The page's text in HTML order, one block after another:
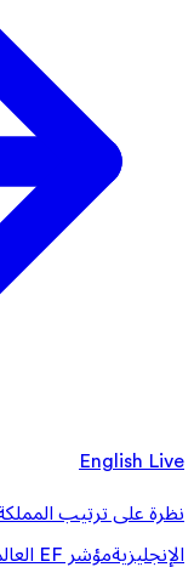
English Live
نظرة على ترتيب
الإنجليزيةمؤشر EF العالمى لمهارات اللغة الإنجليزية (EPI)